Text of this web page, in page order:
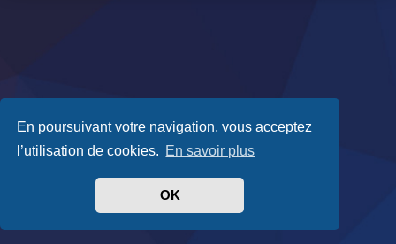
En poursuivant votre navigation, vous acceptez
l’utilisation de cookies. En savoir plus
OK